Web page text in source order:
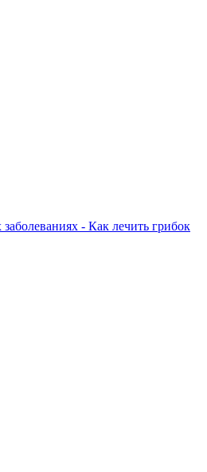
- Как лечить грибок